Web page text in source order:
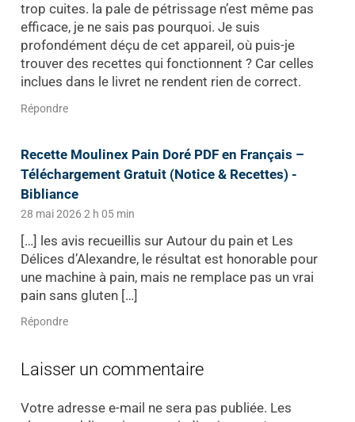
trop cuites. la pale de pétrissage n’est même pas
efficace, je ne sais pas pourquoi. Je suis
profondément déçu de cet appareil, où puis-je
trouver des recettes qui fonctionnent ? Car celles
inclues dans le livret ne rendent rien de correct.
Répondre
Recette Moulinex Pain Doré PDF en Français –
Téléchargement Gratuit (Notice & Recettes) -
Bibliance
28 mai 2026 2 h 05 min
[…] les avis recueillis sur Autour du pain et Les
Délices d’Alexandre, le résultat est honorable pour
une machine à pain, mais ne remplace pas un vrai
pain sans gluten […]
Répondre
Laisser un commentaire
Votre adresse e-mail ne sera pas publiée. Les